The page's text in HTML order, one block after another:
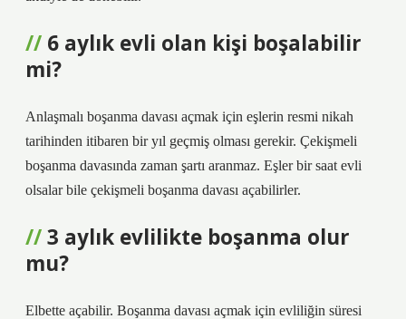
6 aylık evli olan kişi boşalabilir
mi?
Anlaşmalı boşanma davası açmak için eşlerin resmi nikah
tarihinden itibaren bir yıl geçmiş olması gerekir. Çekişmeli
boşanma davasında zaman şartı aranmaz. Eşler bir saat evli
olsalar bile çekişmeli boşanma davası açabilirler.
3 aylık evlilikte boşanma olur
mu?
Elbette açabilir. Boşanma davası açmak için evliliğin süresi